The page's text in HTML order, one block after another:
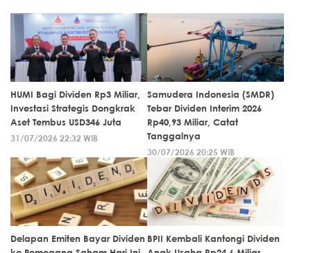
HUMI Bagi Dividen Rp3 Miliar,
Investasi Strategis Dongkrak
Aset Tembus USD346 Juta
31/07/2026 22:32 WIB
Samudera Indonesia (SMDR)
Tebar Dividen Interim 2026
Rp40,93 Miliar, Catat
Tanggalnya
30/07/2026 20:25 WIB
Delapan Emiten Bayar Dividen BPII Kembali Kantongi Dividen